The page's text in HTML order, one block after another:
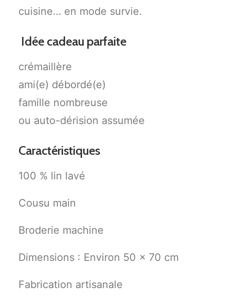
cuisine… en mode survie.
Idée cadeau parfaite
crémaillère
ami(e) débordé(e)
famille nombreuse
ou auto-dérision assumée
Caractéristiques
100 % lin lavé
Cousu main
Broderie machine
Dimensions : Environ 50 x 70 cm
Fabrication artisanale